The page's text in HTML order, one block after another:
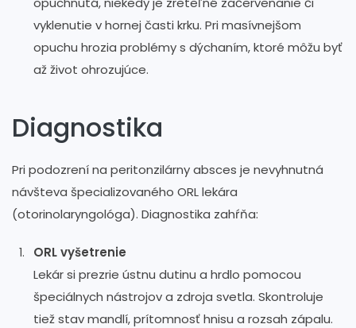
vyklenutie v hornej časti krku. Pri masívnejšom
opuchu hrozia problémy s dýchaním, ktoré môžu byť
až život ohrozujúce.
Diagnostika
Pri podozrení na peritonzilárny absces je nevyhnutná
návšteva špecializovaného ORL lekára
(otorinolaryngológa). Diagnostika zahŕňa:
ORL vyšetrenie
Lekár si prezrie ústnu dutinu a hrdlo pomocou
špeciálnych nástrojov a zdroja svetla. Skontroluje
tiež stav mandlí, prítomnosť hnisu a rozsah zápalu.